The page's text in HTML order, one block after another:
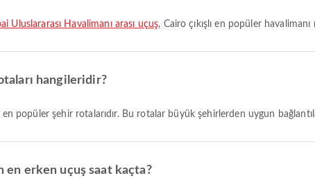
Uluslararası Havalimanı arası uçuş, Cairo çıkışlı en popüler
hangileridir?
en popüler şehir rotalarıdır. Bu rotalar büyük şehirlerden uygun
en erken uçuş saat kaçta?